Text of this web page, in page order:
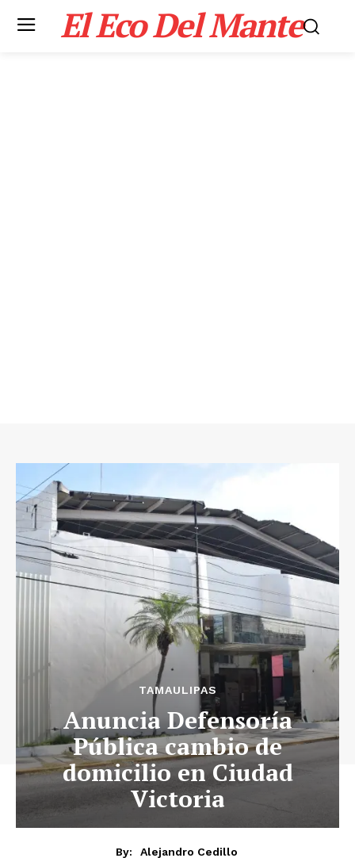
El Eco Del Mante
TAMAULIPAS
Anuncia Defensoría
Pública cambio de
domicilio en Ciudad
Victoria
By:
Alejandro Cedillo